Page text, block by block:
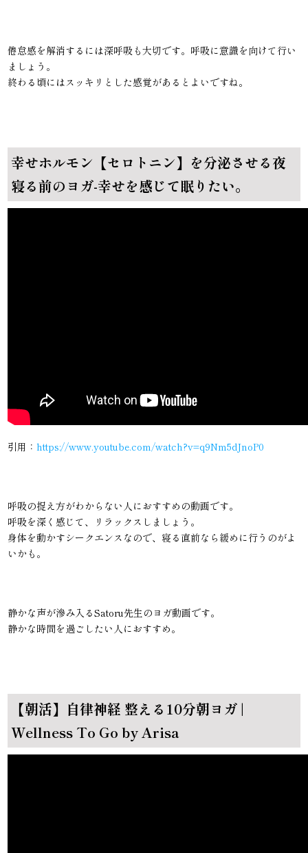
倦怠感を解消するには深呼吸も大切です。呼吸に意識を向けて行い
ましょう。
終わる頃にはスッキリとした感覚があるとよいですね。
幸せホルモン【セロトニン】を分泌させる夜
寝る前のヨガ-幸せを感じて眠りたい。
引用：https://www.youtube.com/watch?v=q9Nm5dJnoP0
呼吸の捉え方がわからない人におすすめの動画です。
呼吸を深く感じて、リラックスしましょう。
身体を動かすシークエンスなので、寝る直前なら緩めに行うのがよ
いかも。
静かな声が滲み入るSatoru先生のヨガ動画です。
静かな時間を過ごしたい人におすすめ。
【朝活】自律神経 整える10分朝ヨガ |
Wellness To Go by Arisa